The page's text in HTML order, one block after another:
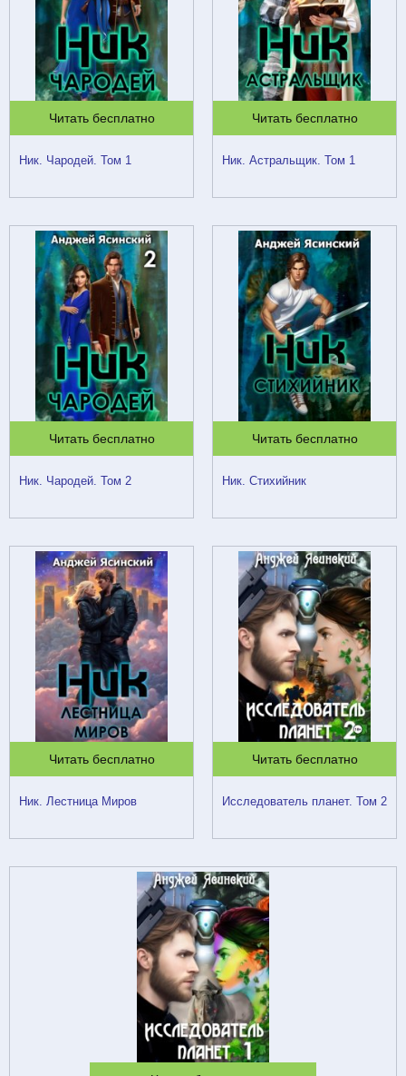
Читать бесплатно
Ник. Чародей. Том 1
Читать бесплатно
Ник. Астральщик. Том 1
Читать бесплатно
Ник. Чародей. Том 2
Читать бесплатно
Ник. Стихийник
Читать бесплатно
Ник. Лестница Миров
Читать бесплатно
Исследователь планет. Том 2